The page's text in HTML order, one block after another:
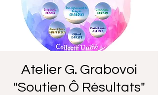
Atelier G. Grabovoi
"Soutien Ô Résultats"